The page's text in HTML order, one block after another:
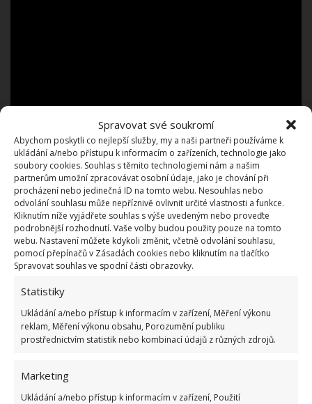
Spravovat své soukromí
Abychom poskytli co nejlepší služby, my a naši partneři používáme k
ukládání a/nebo přístupu k informacím o zařízeních, technologie jako
soubory cookies. Souhlas s těmito technologiemi nám a našim
partnerům umožní zpracovávat osobní údaje, jako je chování při
procházení nebo jedinečná ID na tomto webu. Nesouhlas nebo
odvolání souhlasu může nepříznivě ovlivnit určité vlastnosti a funkce.
Kliknutím níže vyjádřete souhlas s výše uvedeným nebo proveďte
podrobnější rozhodnutí. Vaše volby budou použity pouze na tomto
webu. Nastavení můžete kdykoli změnit, včetně odvolání souhlasu,
pomocí přepínačů v Zásadách cookies nebo kliknutím na tlačítko
Spravovat souhlas ve spodní části obrazovky.
Statistiky
Ukládání a/nebo přístup k informacím v zařízení, Měření výkonu
reklam, Měření výkonu obsahu, Porozumění publiku
prostřednictvím statistik nebo kombinací údajů z různých zdrojů.
Marketing
Ukládání a/nebo přístup k informacím v zařízení, Použití
Krása spočívá v detailech
Přestože na první pohled může bydlení této rodiny
vypadat ošuntěle nebo zchátrale, ve skutečnosti se
jedná o dokonalý a bezpečný dům se spoustou
spatřit,kolik lásky a péče tato mladá maminka